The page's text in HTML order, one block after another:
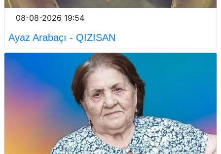
08-08-2026 19:54
Ayaz Arabaçı - QIZISAN